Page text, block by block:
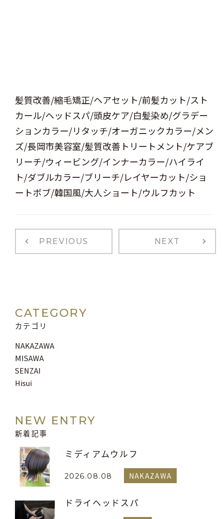
髪質改善/縮毛矯正/ヘアセット/前髪カット/スト
カール/ヘッドスパ/頭皮ケア/白髪染め/グラデー
ションカラー/リタッチ/オーガニックカラー/メン
ズ/長岡市美容室/髪質改善トリートメント/ケアブ
リーチ/ウィービング/インナーカラー/ハイライ
ト/ダブルカラー/ブリーチ/レイヤーカット/ショ
ートボブ/韓国風/大人ショート/ウルフカット
PREVIOUS NEXT
CATEGORY
カテゴリ
NAKAZAWA
MISAWA
SENZAI
Hisui
NEW ENTRY
新着記事
ミディアムウルフ
2026.08.08 NAKAZAWA
ドライヘッドスパ